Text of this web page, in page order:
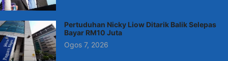
Pertuduhan Nicky Liow Ditarik Balik Selepas
Bayar RM10 Juta
Ogos 7, 2026